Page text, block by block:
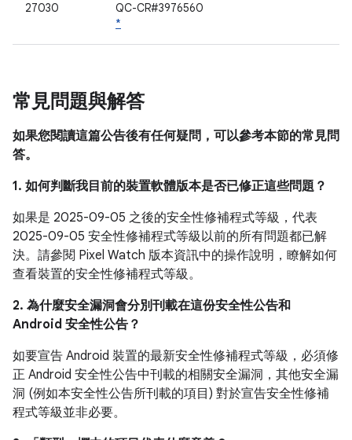
27030
QC-CR#3976560
*
常見問題與解答
如果您閱讀這篇公告後有任何疑問，可以參考本節的常見問
答。
1. 如何判斷我目前的裝置軟體版本是否已修正這些問題？
如果是 2025-09-05 之後的安全性修補程式等級，代表
2025-09-05 安全性修補程式等級以前的所有問題都已解
決。請參閱 Pixel Watch 版本資訊中的操作說明，瞭解如何
查看裝置的安全性修補程式等級。
2. 為什麼安全漏洞會分別刊載在這份安全性公告和
Android 安全性公告？
如要宣告 Android 裝置的最新安全性修補程式等級，必須修
正 Android 安全性公告中刊載的相關安全漏洞，其他安全漏
洞 (例如本安全性公告所刊載的項目) 對於宣告安全性修補
程式等級並非必要。